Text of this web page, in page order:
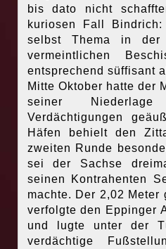
bis dato nicht
kuriosen Fall Bindrich:
selbst Thema in der
vermeintlichen
entsprechend süffisant
Mitte Oktober hatte der
seiner
Verdächtigungen
Häfen behielt den
zweiten Runde
sei der Sachse
seinen Kontrahenten
machte. Der 2,02
verfolgte den Eppinger
und lugte unter der
verdächtige